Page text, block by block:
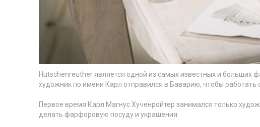
Hutschenreuther является одной из самых известных и больших
художник по имени Карл отправился в Баварию, чтобы работать
Первое время Карл Магнус Хученройтер занимался только
делать фарфоровую посуду и украшения.